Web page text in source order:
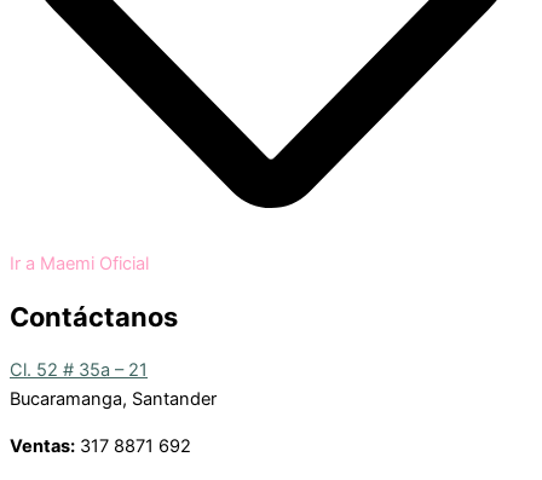
Ir a Maemi Oficial
Contáctanos
Cl. 52 # 35a – 21
Bucaramanga, Santander
Ventas: 317 8871 692